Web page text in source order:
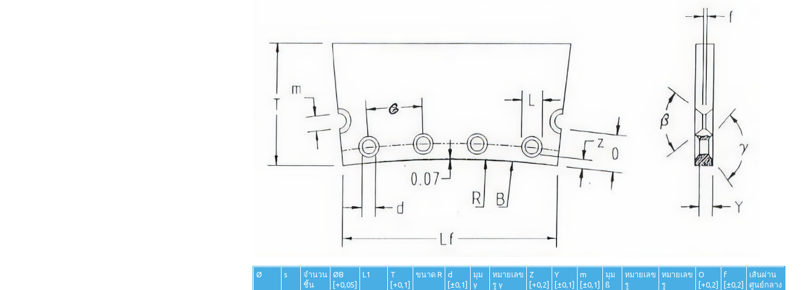
Ø s
จำนวน
ชิ้น
ØB
[+0,05]
L1
T
[+0,1]
ขนาด R
d
[±0,1]
มุม
γ
หมายเลข
รู γ
Z
[+0,2]
Y
[±0,1]
m
[±0,1]
มุม
ß
หมายเลข
รู
หมายเลข
รู
O
[+0,2]
f
[±0,2]
เส้นผ่าน
ศูนย์กลาง